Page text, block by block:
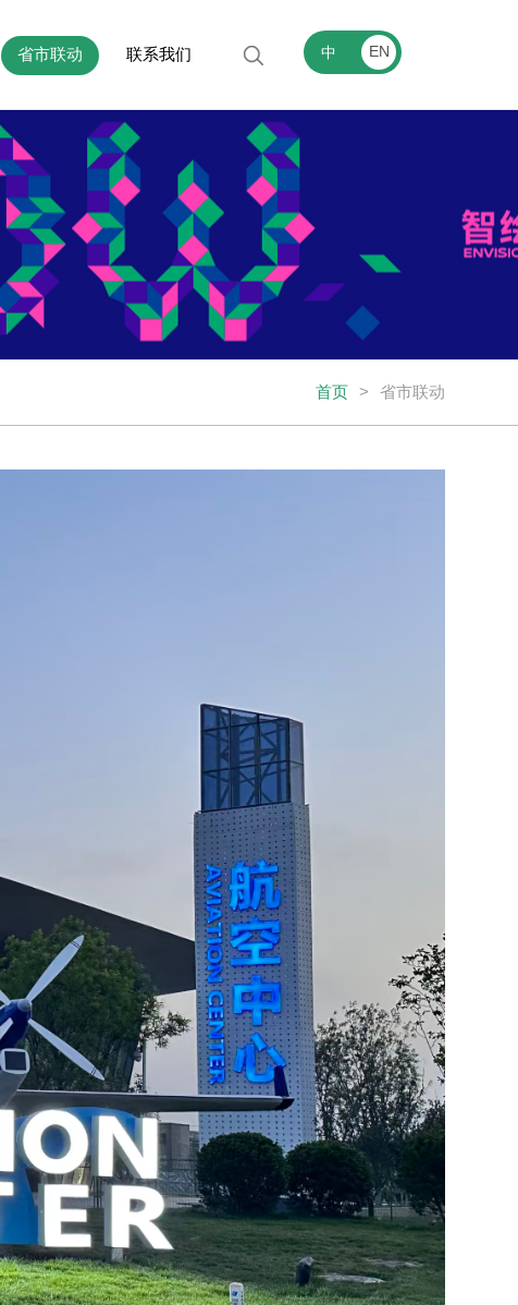
省市联动 联系我们 中 EN
首页 > 省市联动